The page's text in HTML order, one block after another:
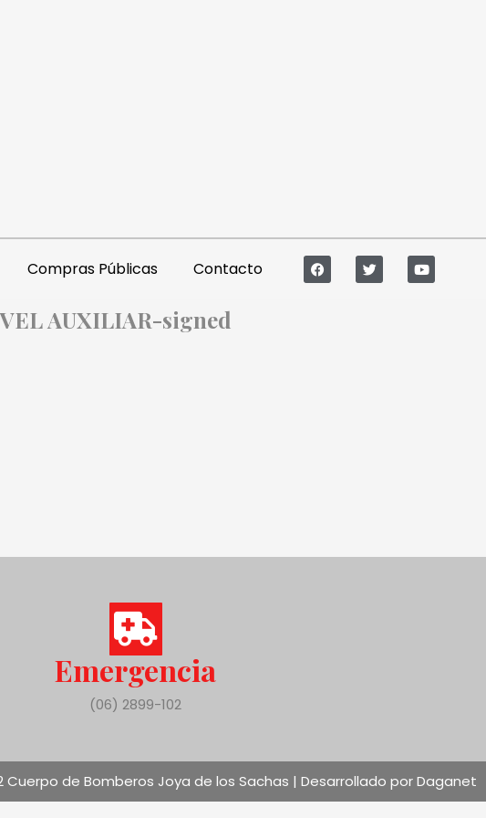
Compras Públicas Contacto
AUXILIAR-signed
Emergencia
(06) 2899-102
Cuerpo de Bomberos Joya de los Sachas | Desarrollado por Daganet